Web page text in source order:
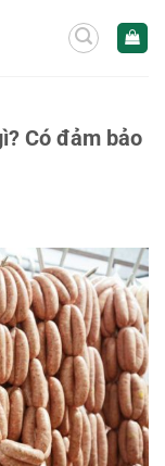
Có đảm bảo